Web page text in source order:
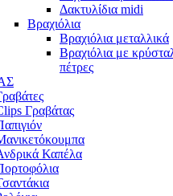
Δακτυλίδια midi
Βραχιόλια
Βραχιόλια μεταλλικά
Βραχιόλια με
πέτρες
Γραβάτας
Καπέλα